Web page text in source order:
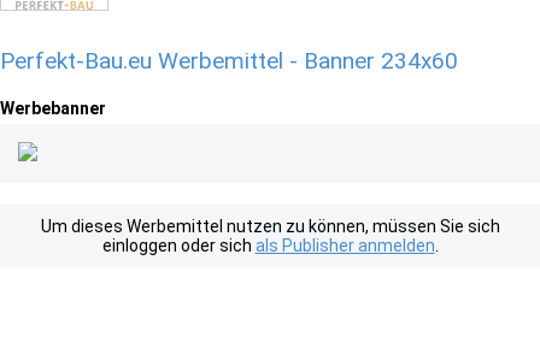
Perfekt-Bau.eu Werbemittel - Banner 234x60
Werbebanner
Um dieses Werbemittel nutzen zu können, müssen Sie sich
einloggen oder sich als Publisher anmelden